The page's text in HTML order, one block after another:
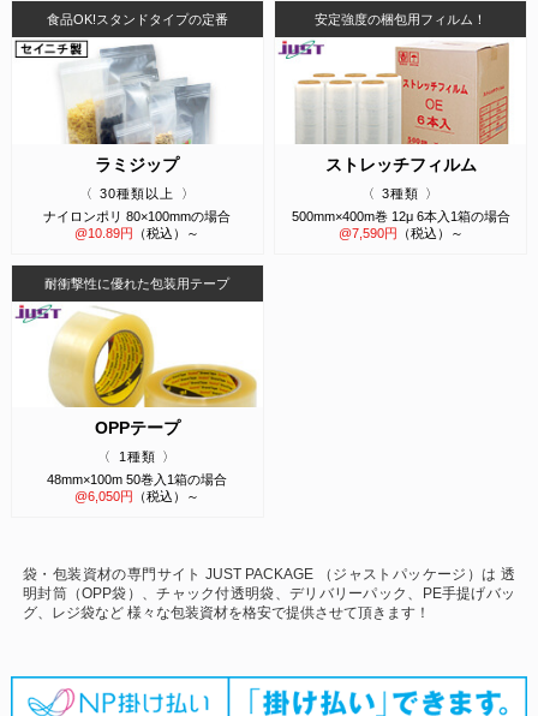
食品OK!スタンドタイプの定番
ラミジップ
30種類以上
ナイロンポリ 80×100mmの場合
@10.89円 （税込）～
安定強度の梱包用フィルム！
ストレッチフィルム
3種類
500mm×400m巻 12μ 6本入1箱の場合
@7,590円 （税込）～
耐衝撃性に優れた包装用テープ
OPPテープ
1種類
48mm×100m 50巻入1箱の場合
@6,050円 （税込）～
袋・包装資材の専門サイト JUST PACKAGE （ジャストパッケージ）は 透
明封筒（OPP袋）、チャック付透明袋、デリバリーパック、PE手提げバッ
グ、レジ袋など様々な包装資材を格安で提供させて頂きます！